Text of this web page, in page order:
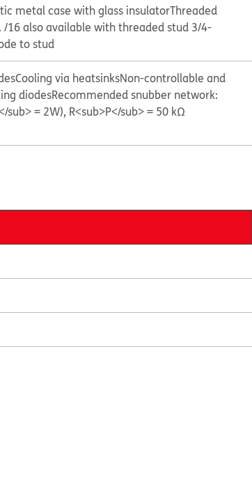
metal case with glass insulatorThreaded
/16 also available with threaded stud 3/4-
to stud
Cooling via heatsinksNon-controllable and
diodesRecommended snubber network:
sub> = 2W), R<sub>P</sub> = 50 kΩ